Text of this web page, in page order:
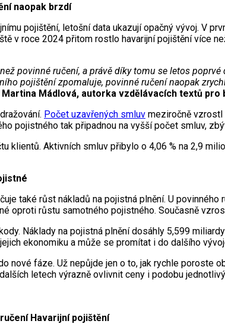
naopak brzdí
pojištění, letošní data ukazují opačný vývoj. V
v roce 2024 přitom rostlo havarijní pojištění více
povinné ručení, a právě díky tomu se letos
pojištění zpomaluje, povinné ručení naopak
Martina Mádlová, autorka vzdělávacích textů pro
Počet uzavřených smluv meziročně vzrostl
pojistného tak připadnou na vyšší počet smluv,
klientů. Aktivních smluv přibylo o 4,06 % na 2,9
také růst nákladů na pojistná plnění. U
oproti růstu samotného pojistného. Současně
Náklady na pojistná plnění dosáhly 5,599
ekonomiku a může se promítat i do dalšího
nové fáze. Už nepůjde jen o to, jak rychle
letech výrazně ovlivnit ceny i podobu
Havarijní pojištění